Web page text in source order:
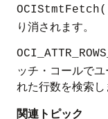
り消されます。
ッチ・コールで
れた行数を検索し
関連トピック